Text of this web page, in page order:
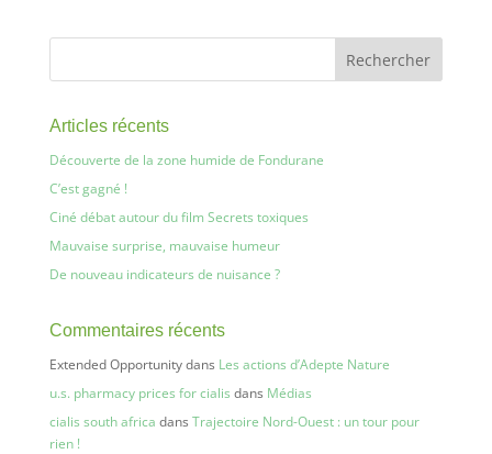
Articles récents
Découverte de la zone humide de Fondurane
C’est gagné !
Ciné débat autour du film Secrets toxiques
Mauvaise surprise, mauvaise humeur
De nouveau indicateurs de nuisance ?
Commentaires récents
Extended Opportunitydans Les actions d’Adepte Nature
u.s. pharmacy prices for cialis dans Médias
cialis south africa dans Trajectoire Nord-Ouest : un tour pour
rien !